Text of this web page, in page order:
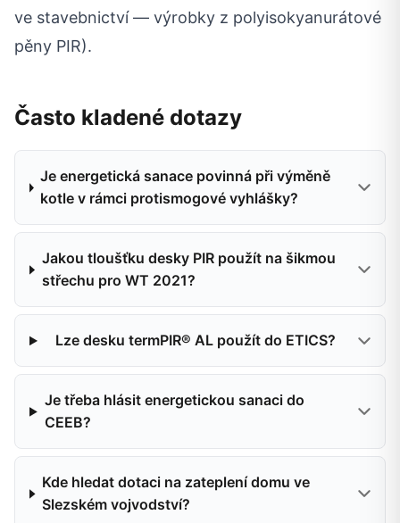
ve stavebnictví — výrobky z polyisokyanurátové
pěny PIR).
Často kladené dotazy
Je energetická sanace povinná při výměně
kotle v rámci protismogové vyhlášky?
Jakou tloušťku desky PIR použít na šikmou
střechu pro WT 2021?
Lze desku termPIR® AL použít do ETICS?
Je třeba hlásit energetickou sanaci do
CEEB?
Kde hledat dotaci na zateplení domu ve
Slezském vojvodství?